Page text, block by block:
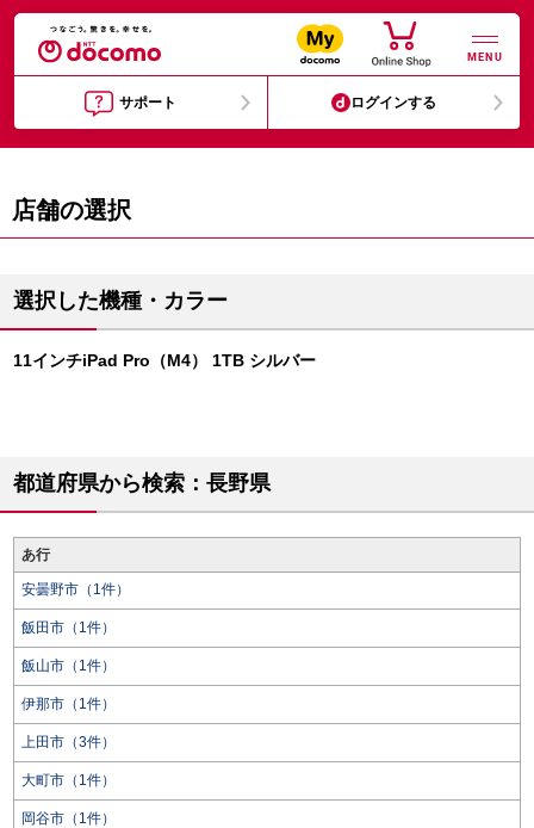
MENU
サポート ログインする
店舗の選択
選択した機種・カラー
11インチiPad Pro（M4） 1TB シルバー
都道府県から検索：長野県
あ行
安曇野市（1件）
飯田市（1件）
飯山市（1件）
伊那市（1件）
上田市（3件）
大町市（1件）
岡谷市（1件）